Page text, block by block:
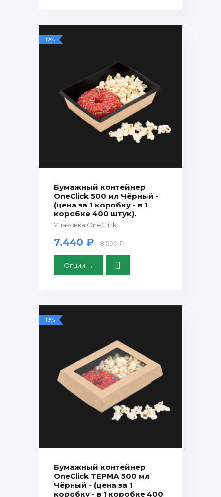
-12%
Бумажный контейнер
OneClick 500 мл Чёрный -
(цена за 1 коробку - в 1
коробке 400 штук).
Упаковка OneClick
7.440 ₽ 8.500 ₽
Опции →
-13%
Бумажный контейнер
OneClick ТЕРМА 500 мл
Чёрный - (цена за 1
коробку - в 1 коробке 400